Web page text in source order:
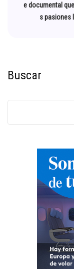
e documental
s pasiones
Buscar